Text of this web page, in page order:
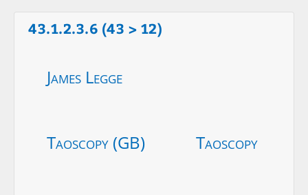
43.1.2.3.6 (43 > 12)
James Legge
Taoscopy (GB) Taoscopy